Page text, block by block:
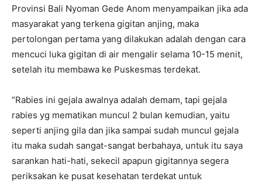
Provinsi Bali Nyoman Gede Anom menyampaikan jika ada
masyarakat yang terkena gigitan anjing, maka
pertolongan pertama yang dilakukan adalah dengan cara
mencuci luka gigitan di air mengalir selama 10-15 menit,
setelah itu membawa ke Puskesmas terdekat.
“Rabies ini gejala awalnya adalah demam, tapi gejala
rabies yg mematikan muncul 2 bulan kemudian, yaitu
seperti anjing gila dan jika sampai sudah muncul gejala
itu maka sudah sangat-sangat berbahaya, untuk itu saya
sarankan hati-hati, sekecil apapun gigitannya segera
periksakan ke pusat kesehatan terdekat untuk